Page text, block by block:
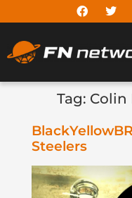
Tag: Colin
Steelers